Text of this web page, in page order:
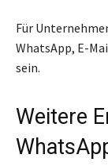
Für
WhatsApp, E-
sein.
Weitere